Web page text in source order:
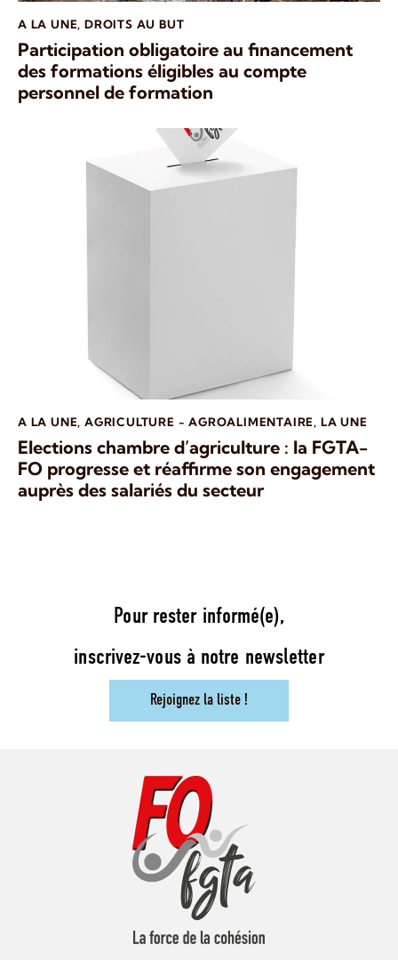
A LA UNE,DROITS AU BUT
Participation obligatoire au financement
des formations éligibles au compte
personnel de formation
A LA UNE,AGRICULTURE - AGROALIMENTAIRE, LA UNE
Elections chambre d’agriculture : la FGTA-
FO progresse et réaffirme son engagement
auprès des salariés du secteur
Pour rester informé(e),
inscrivez-vous à notre newsletter
Rejoignez la liste !